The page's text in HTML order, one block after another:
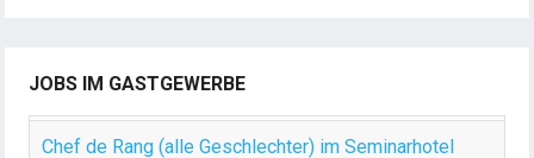
JOBS IM GASTGEWERBE
Chef de Rang (alle Geschlechter) im Seminarhotel